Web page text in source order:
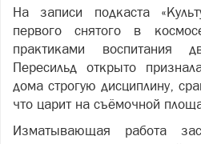
На записи подкаста
первого снятого в
практиками воспитания
Пересильд открыто
дома строгую дисциплину,
что царит на съёмочной
Изматывающая работа